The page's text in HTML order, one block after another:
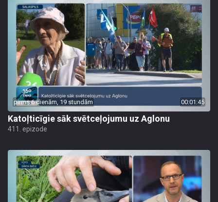
pirms 6 dienām, 19 stundām 00:01:45
Katoļticīgie sāk svētceļojumu uz Aglonu
411. epizode